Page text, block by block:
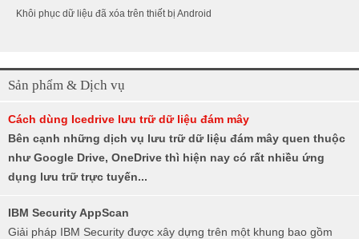
Khôi phục dữ liệu đã xóa trên thiết bị Android
Sản phẩm & Dịch vụ
Cách dùng Icedrive lưu trữ dữ liệu đám mây
Bên cạnh những dịch vụ lưu trữ dữ liệu đám mây quen thuộc
như Google Drive, OneDrive thì hiện nay có rất nhiều ứng
dụng lưu trữ trực tuyến...
IBM Security AppScan
Giải pháp IBM Security được xây dựng trên một khung bao gồm